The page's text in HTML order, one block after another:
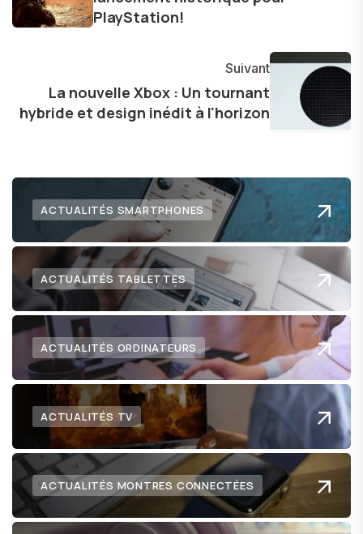
avec enthousiasme mes découvertes avec la
l'exploration constante des frontières de la
technologie me permet de présenter aux
lecteurs un aperçu captivant de ce que le futur
PlayStation!
Suivant
La nouvelle Xbox : Un tournant
hybride et design inédit à l'horizon
ACTUALITÉS SMARTPHONES
ACTUALITÉS TABLETTES
ACTUALITÉS ORDINATEURS
ACTUALITÉS TV
ACTUALITÉS MONTRES CONNECTÉES